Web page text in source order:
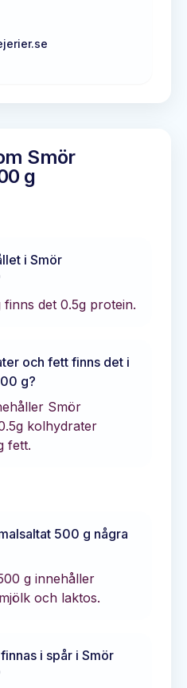
Smör
g
i Smör
finns det 0.5g protein.
och fett finns det i
g?
Smör
g kolhydrater
fett.
500 g några
g innehåller
och laktos.
i spår i Smör